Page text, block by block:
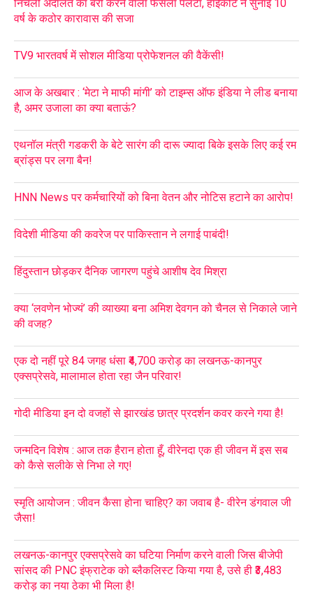
निचली अदालत का बरी करने वाला फैसला पलटा, हाईकोर्ट ने सुनाई 10
वर्ष के कठोर कारावास की सजा
TV9 भारतवर्ष में सोशल मीडिया प्रोफेशनल की वैकेंसी!
आज के अखबार : ‘मेटा ने माफी मांगी’ को टाइम्स ऑफ इंडिया ने लीड बनाया
है, अमर उजाला का क्या बताऊं?
एथनॉल मंत्री गडकरी के बेटे सारंग की दारू ज्यादा बिके इसके लिए कई रम
ब्रांड्स पर लगा बैन!
HNN News पर कर्मचारियों को बिना वेतन और नोटिस हटाने का आरोप!
विदेशी मीडिया की कवरेज पर पाकिस्तान ने लगाई पाबंदी!
हिंदुस्तान छोड़कर दैनिक जागरण पहुंचे आशीष देव मिश्रा
क्या ‘लवणेन भोज्यं’ की व्याख्या बना अमिश देवगन को चैनल से निकाले जाने
की वजह?
एक दो नहीं पूरे 84 जगह धंसा ₹4,700 करोड़ का लखनऊ-कानपुर
एक्सप्रेसवे, मालामाल होता रहा जैन परिवार!
गोदी मीडिया इन दो वजहों से झारखंड छात्र प्रदर्शन कवर करने गया है!
जन्मदिन विशेष : आज तक हैरान होता हूँ, वीरेनदा एक ही जीवन में इस सब
को कैसे सलीके से निभा ले गए!
स्मृति आयोजन : जीवन कैसा होना चाहिए? का जवाब है- वीरेन डंगवाल जी
जैसा!
लखनऊ-कानपुर एक्सप्रेसवे का घटिया निर्माण करने वाली जिस बीजेपी
सांसद की PNC इंफ्राटेक को ब्लैकलिस्ट किया गया है, उसे ही ₹3,483
करोड़ का नया ठेका भी मिला है!